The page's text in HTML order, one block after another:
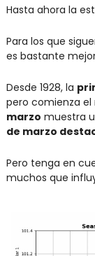
Hasta ahora la
Para los que
es bastante
Desde 1928, la
pero comienza
marzo muestra
de marzo
Pero tenga en
muchos que